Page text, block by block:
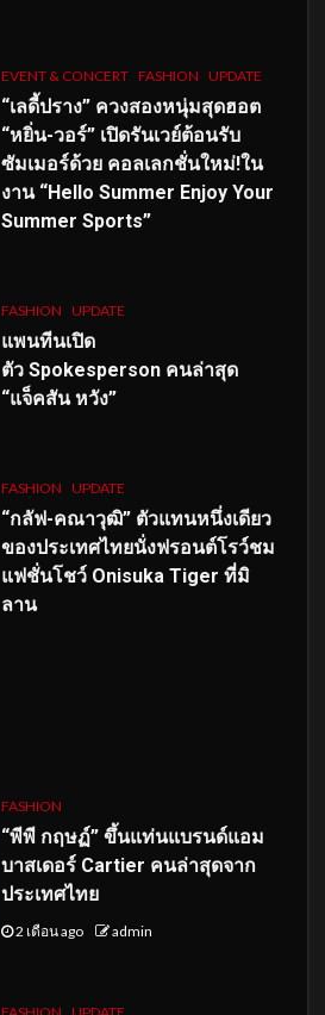
EVENT & CONCERT FASHION UPDATE
“เลดี้ปราง” ควงสองหนุ่มสุดฮอต
“หยิ่น-วอร์” เปิดรันเวย์ต้อนรับ
ซัมเมอร์ด้วย คอลเลกชั่นใหม่!ใน
งาน “Hello Summer Enjoy Your
Summer Sports”
FASHION UPDATE
แพนทีนเปิด
ตัว Spokesperson คนล่าสุด
“แจ็คสัน หวัง”
FASHION UPDATE
“กลัฟ-คณาวุฒิ” ตัวแทนหนึ่งเดียว
ของประเทศไทยนั่งฟรอนต์โรว์ชม
แฟชั่นโชว์ Onisuka Tiger ที่มิ
ลาน
FASHION
“พีพี กฤษฏ์” ขึ้นแท่นแบรนด์แอม
บาสเดอร์ Cartier คนล่าสุดจาก
ประเทศไทย
2 เดือน ago admin